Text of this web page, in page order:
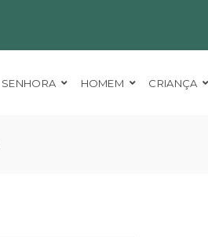
SENHORA HOMEM CRIANÇA